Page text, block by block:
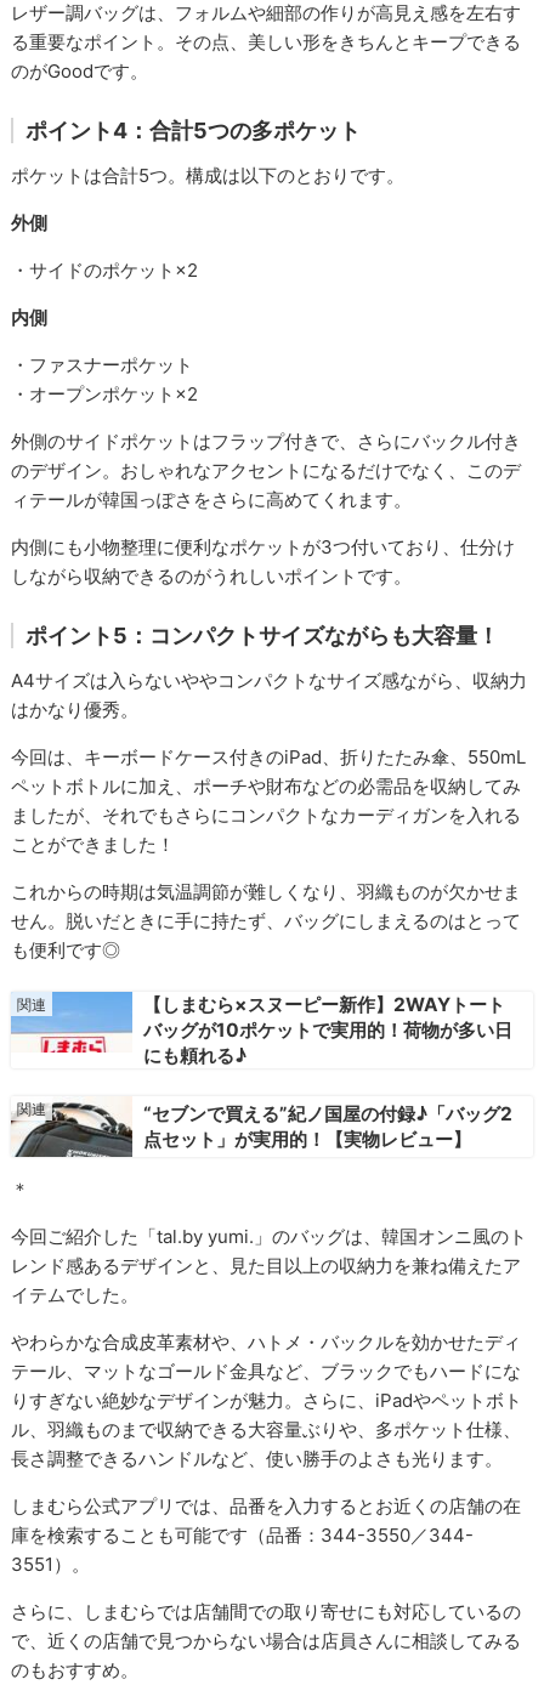
レザー調バッグは、フォルムや細部の作りが高見え感を左右す
る重要なポイント。その点、美しい形をきちんとキープできる
のがGoodです。
ポイント4：合計5つの多ポケット
ポケットは合計5つ。構成は以下のとおりです。
外側
・サイドのポケット×2
内側
・ファスナーポケット
・オープンポケット×2
外側のサイドポケットはフラップ付きで、さらにバックル付き
のデザイン。おしゃれなアクセントになるだけでなく、このデ
ィテールが韓国っぽさをさらに高めてくれます。
内側にも小物整理に便利なポケットが3つ付いており、仕分け
しながら収納できるのがうれしいポイントです。
ポイント5：コンパクトサイズながらも大容量！
A4サイズは入らないややコンパクトなサイズ感ながら、収納力
はかなり優秀。
今回は、キーボードケース付きのiPad、折りたたみ傘、550mL
ペットボトルに加え、ポーチや財布などの必需品を収納してみ
ましたが、それでもさらにコンパクトなカーディガンを入れる
ことができました！
これからの時期は気温調節が難しくなり、羽織ものが欠かせま
せん。脱いだときに手に持たず、バッグにしまえるのはとって
も便利です◎
【しまむら×スヌーピー新作】2WAYトート
バッグが10ポケットで実用的！荷物が多い日
にも頼れる♪
“セブンで買える”紀ノ国屋の付録♪「バッグ2
点セット」が実用的！【実物レビュー】
＊
今回ご紹介した「tal.by yumi.」のバッグは、韓国オンニ風のト
レンド感あるデザインと、見た目以上の収納力を兼ね備えたア
イテムでした。
やわらかな合成皮革素材や、ハトメ・バックルを効かせたディ
テール、マットなゴールド金具など、ブラックでもハードにな
りすぎない絶妙なデザインが魅力。さらに、iPadやペットボト
ル、羽織ものまで収納できる大容量ぶりや、多ポケット仕様、
長さ調整できるハンドルなど、使い勝手のよさも光ります。
しまむら公式アプリでは、品番を入力するとお近くの店舗の在
庫を検索することも可能です（品番：344-3550／344-
3551）。
さらに、しまむらでは店舗間での取り寄せにも対応しているの
で、近くの店舗で見つからない場合は店員さんに相談してみる
のもおすすめ。